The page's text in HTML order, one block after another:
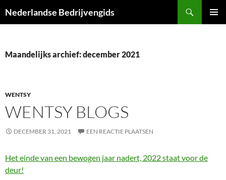
naar
Nederlandse Bedrijvengids
Maandelijks archief: december 2021
WENTSY
WENTSY BLOGS
DECEMBER 31, 2021 EEN REACTIE PLAATSEN
Het einde van een bewogen jaar nadert, 2022 staat voor de
deur!